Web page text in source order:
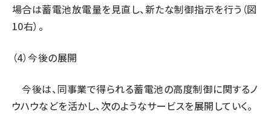
場合は蓄電池放電量を見直し、新たな制御指示を行う（図
10右）。
（4）今後の展開
今後は、同事業で得られる蓄電池の高度制御に関するノ
ウハウなどを活かし、次のようなサービスを展開していく。